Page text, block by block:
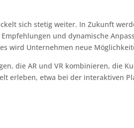
sich stetig weiter. In Zukunft
und dynamische
wird Unternehmen neue
die AR und VR kombinieren, die
erleben, etwa bei der interaktiven